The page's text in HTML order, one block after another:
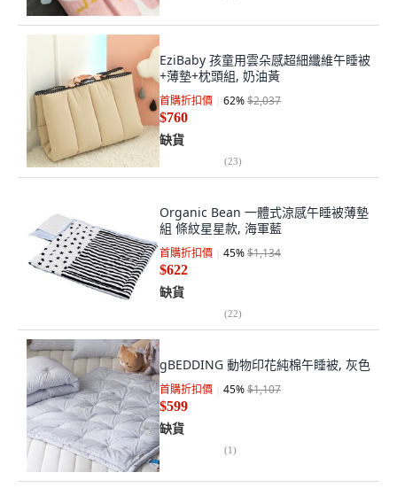
EziBaby 孩童用雲朵感超細纖維午睡被
+薄墊+枕頭組, 奶油黃
首購折扣價 62%$2,037
$760
缺貨
(23)
Organic Bean 一體式涼感午睡被薄墊
組 條紋星星款, 海軍藍
首購折扣價 45%$1,134
$622
缺貨
(22)
gBEDDING 動物印花純棉午睡被, 灰色
首購折扣價 45%$1,107
$599
缺貨
(1)